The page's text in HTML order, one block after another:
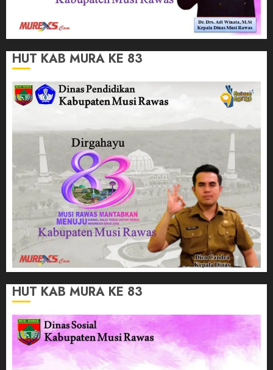
HUT KAB MURA KE 83
HUT KAB MURA KE 83